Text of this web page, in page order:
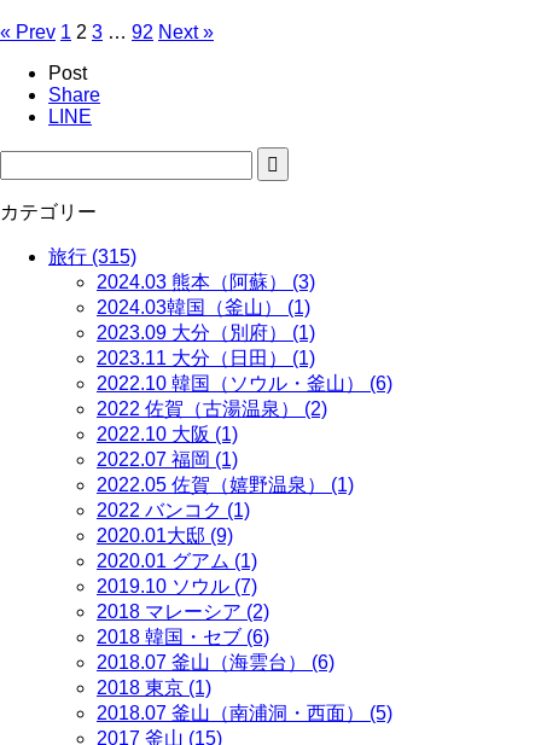
« Prev 1 2 3 … 92 Next »
Post
Share
LINE
カテゴリー
旅行 (315)
2024.03 熊本（阿蘇） (3)
2024.03韓国（釜山） (1)
2023.09 大分（別府） (1)
2023.11 大分（日田） (1)
2022.10 韓国（ソウル・釜山） (6)
2022 佐賀（古湯温泉） (2)
2022.10 大阪 (1)
2022.07 福岡 (1)
2022.05 佐賀（嬉野温泉） (1)
2022 バンコク (1)
2020.01大邸 (9)
2020.01 グアム (1)
2019.10 ソウル (7)
2018 マレーシア (2)
2018 韓国・セブ (6)
2018.07 釜山（海雲台） (6)
2018 東京 (1)
2018.07 釜山（南浦洞・西面） (5)
2017 釜山 (15)